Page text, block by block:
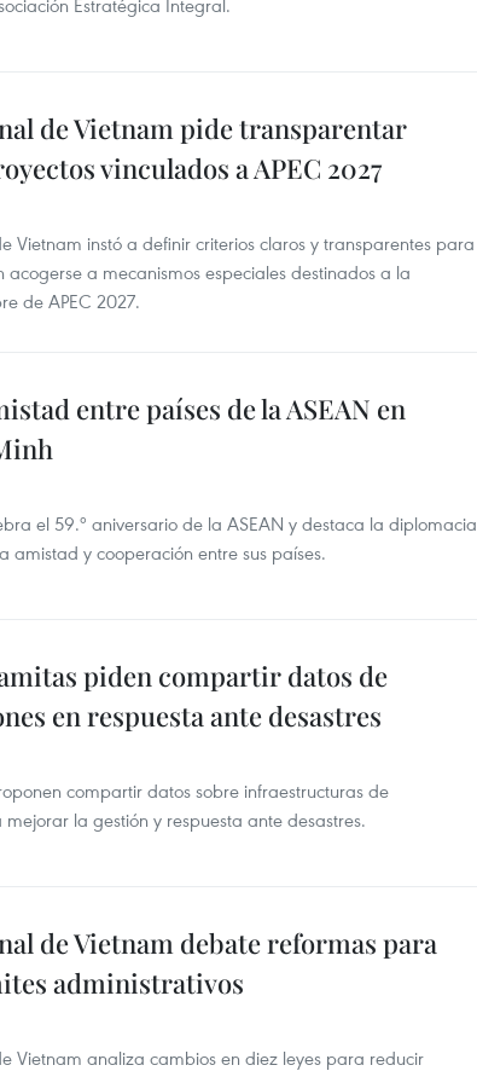
Estratégica Integral.
de Vietnam pide transparentar
vinculados a APEC 2027
Vietnam instó a definir criterios claros y transparentes para
acogerse a mecanismos especiales destinados a la
de APEC 2027.
entre países de la ASEAN en
el 59.º aniversario de la ASEAN y destaca la diplomacia
amistad y cooperación entre sus países.
piden compartir datos de
en respuesta ante desastres
compartir datos sobre infraestructuras de
la gestión y respuesta ante desastres.
de Vietnam debate reformas para
administrativos
Vietnam analiza cambios en diez leyes para reducir